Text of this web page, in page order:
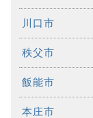
川口市
秩父市
飯能市
本庄市